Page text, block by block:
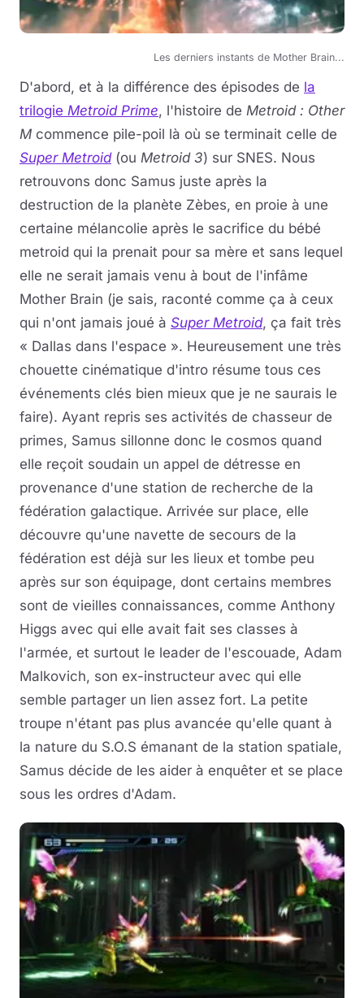
Les derniers instants de Mother Brain...
D'abord, et à la différence des épisodes de la
trilogie Metroid Prime, l'histoire de Metroid : Other
M commence pile-poil là où se terminait celle de
Super Metroid(ou Metroid 3) sur SNES. Nous
retrouvons donc Samus juste après la
destruction de la planète Zèbes, en proie à une
certaine mélancolie après le sacrifice du bébé
metroid qui la prenait pour sa mère et sans lequel
elle ne serait jamais venu à bout de l'infâme
Mother Brain (je sais, raconté comme ça à ceux
qui n'ont jamais joué à Super Metroid, ça fait très
« Dallas dans l'espace ». Heureusement une très
chouette cinématique d'intro résume tous ces
événements clés bien mieux que je ne saurais le
faire). Ayant repris ses activités de chasseur de
primes, Samus sillonne donc le cosmos quand
elle reçoit soudain un appel de détresse en
provenance d'une station de recherche de la
fédération galactique. Arrivée sur place, elle
découvre qu'une navette de secours de la
fédération est déjà sur les lieux et tombe peu
après sur son équipage, dont certains membres
sont de vieilles connaissances, comme Anthony
Higgs avec qui elle avait fait ses classes à
l'armée, et surtout le leader de l'escouade, Adam
Malkovich, son ex-instructeur avec qui elle
semble partager un lien assez fort. La petite
troupe n'étant pas plus avancée qu'elle quant à
la nature du S.O.S émanant de la station spatiale,
Samus décide de les aider à enquêter et se place
sous les ordres d'Adam.